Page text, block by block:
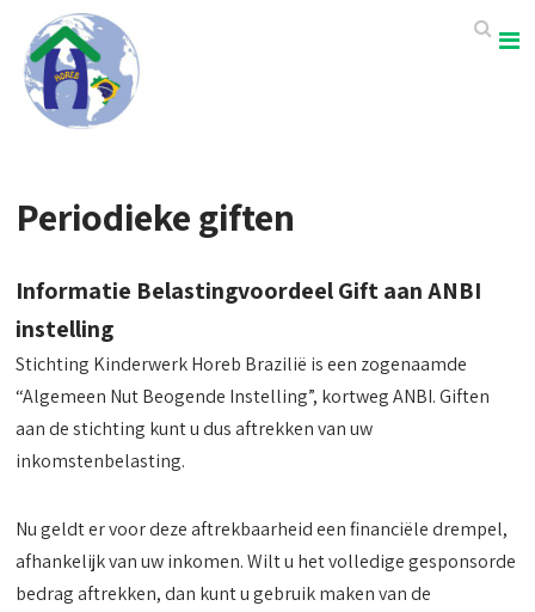
Periodieke giften
Informatie Belastingvoordeel Gift aan ANBI
instelling
Stichting Kinderwerk Horeb Brazilië is een zogenaamde
“Algemeen Nut Beogende Instelling”, kortweg ANBI. Giften
aan de stichting kunt u dus aftrekken van uw
inkomstenbelasting.
Nu geldt er voor deze aftrekbaarheid een financiële drempel,
afhankelijk van uw inkomen. Wilt u het volledige gesponsorde
bedrag aftrekken, dan kunt u gebruik maken van de